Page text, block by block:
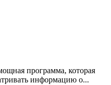
программа, которая
информацию о...